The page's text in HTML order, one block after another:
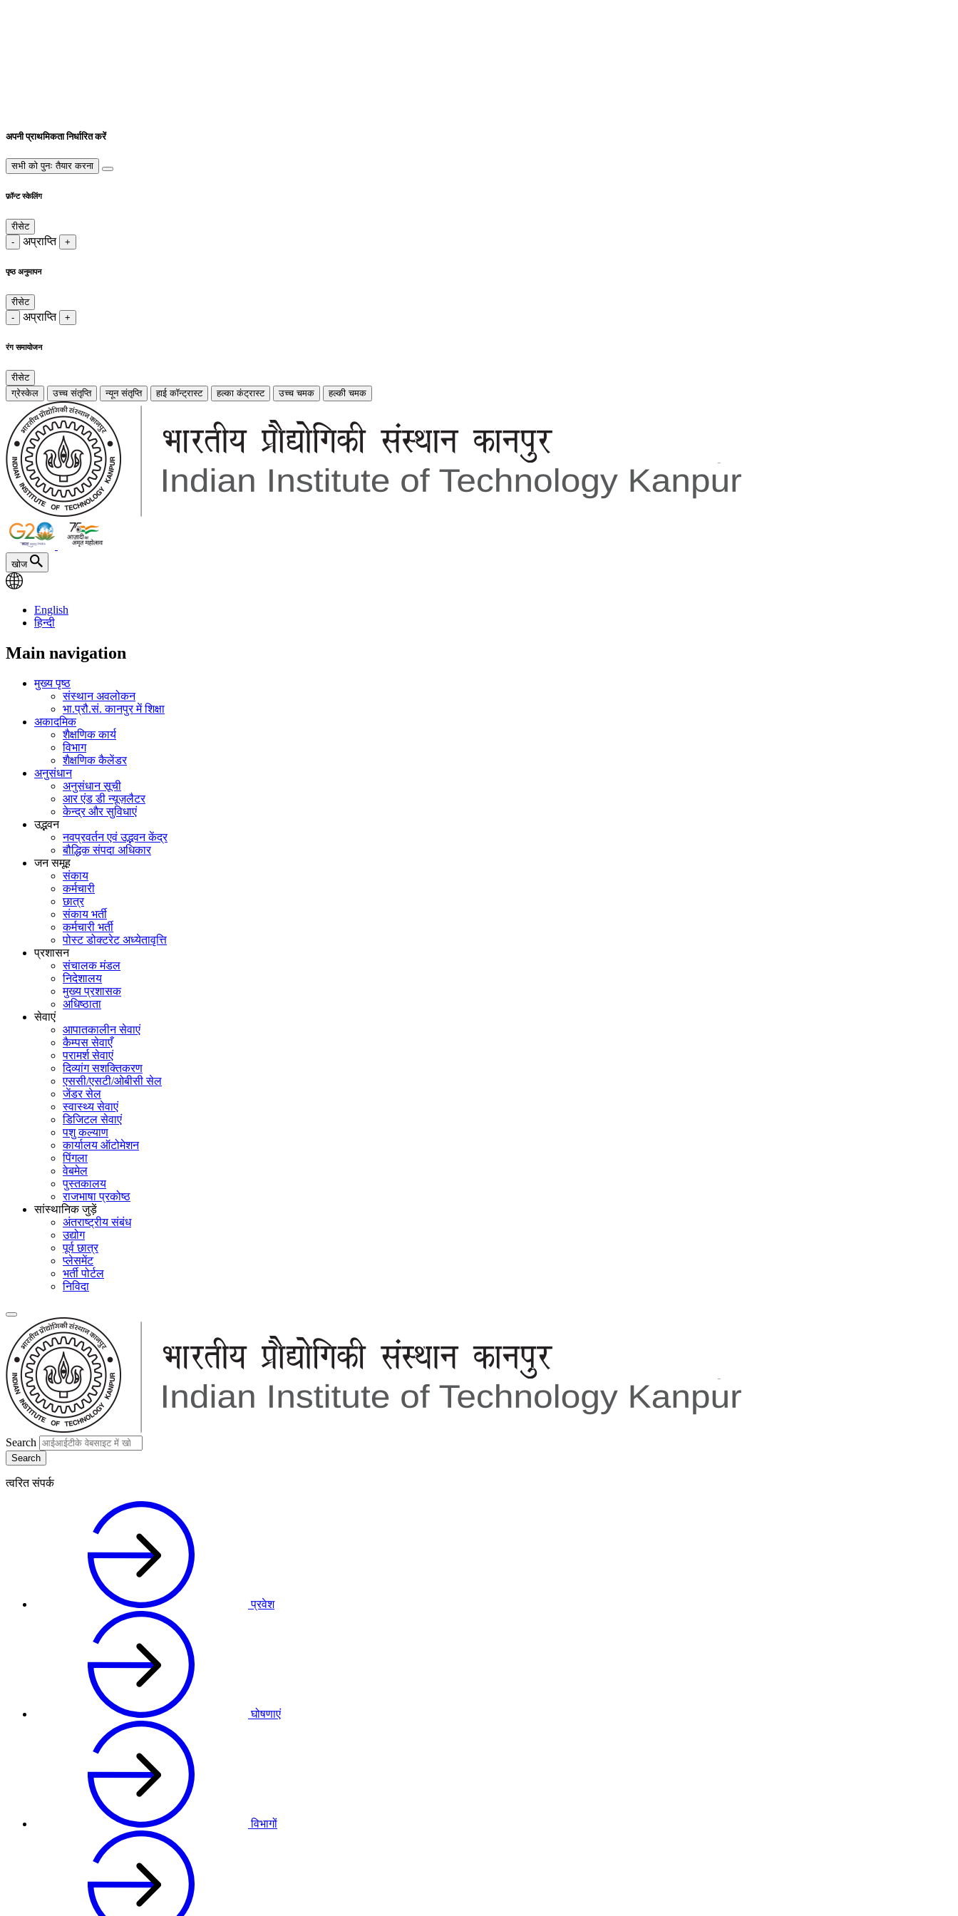
अपनी प्राथमिकता निर्धारित करें
सभी को पुनः तैयार करना
फ़ॉन्ट स्केलिंग
रीसेट
-
अप्राप्ति +
पृष्ठ अनुमापन
रीसेट
-
अप्राप्ति +
रंग समायोजन
रीसेट
ग्रेस्केल
उच्च संतृप्ति न्यून संतृप्ति हाई कॉन्ट्रास्ट हल्का कंट्रास्ट उच्च चमक हल्की चमक
खोज
English
हिन्दी
Main navigation
मुख्य पृष्ठ
संस्थान अवलोकन
भा.प्रौ.सं. कानपुर में शिक्षा
अकादमिक
शैक्षणिक कार्य
विभाग
शैक्षणिक कैलेंडर
अनुसंधान
अनुसंधान सूची
आर एंड डी न्यूज़लैटर
केन्द्र और सुविधाएं
उद्भवन
नवप्रवर्तन एवं उद्भवन केंद्र
बौद्धिक संपदा अधिकार
जन समूह
संकाय
कर्मचारी
छात्र
संकाय भर्ती
कर्मचारी भर्ती
पोस्‍ट डोक्‍टरेट अध्‍येतावृत्ति
प्रशासन
संचालक मंडल
निदेशालय
मुख्य प्रशासक
अधिष्ठाता
सेवाएं
आपातकालीन सेवाएं
कैम्पस सेवाएँ
परामर्श सेवाएं
दिव्यांग सशक्तिकरण
एससी/एसटी/ओबीसी सेल
जेंडर सेल
स्वास्थ्य सेवाएं
डिजिटल सेवाएं
पशु कल्याण
कार्यालय ऑटोमेशन
पिंगला
वेबमेल
पुस्तकालय
राजभाषा प्रकोष्ठ
सांस्थानिक जुड़ें
अंतराष्ट्रीय संबंध
उद्योग
पूर्व छात्र
प्लेसमेंट
भर्ती पोर्टल
निविदा
Search
त्वरित संपर्क
प्रवेश
घोषणाएं
विभागों